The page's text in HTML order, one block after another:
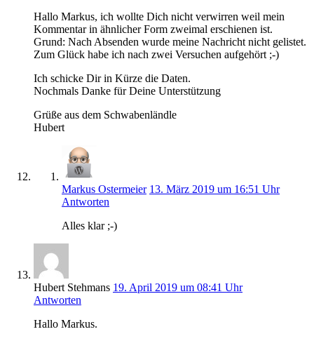
Hallo Markus, ich wollte Dich nicht verwirren weil mein
Kommentar in ähnlicher Form zweimal erschienen ist.
Grund: Nach Absenden wurde meine Nachricht nicht gelistet.
Zum Glück habe ich nach zwei Versuchen aufgehört ;-)
Ich schicke Dir in Kürze die Daten.
Nochmals Danke für Deine Unterstützung
Grüße aus dem Schwabenländle
Hubert
Markus Ostermeier 13. März 2019 um 16:51 Uhr
Antworten
Alles klar ;-)
Hubert Stehmans 19. April 2019 um 08:41 Uhr
Antworten
Hallo Markus.